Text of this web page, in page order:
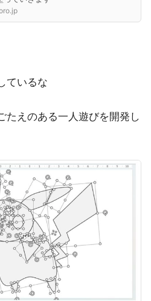
ているな
たえのある一人遊びを開発し